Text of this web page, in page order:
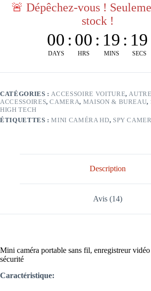
🚨 Dépêchez-vous !
stock !
00
DAYS
: 00
HRS
: 19
MINS
: 18
SECS
CATÉGORIES : ACCESSOIRE VOITURE, AUTRE
ACCESSOIRES,CAMERA, MAISON & BUREAU,
HIGH TECH
ÉTIQUETTES :MINI CAMÉRA HD, SPY
Description
Avis (14)
Mini caméra portable sans fil, enregistreur
sécurité
Caractéristique: